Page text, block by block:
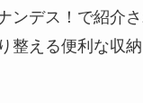
ンデス！で紹介
整える便利な収